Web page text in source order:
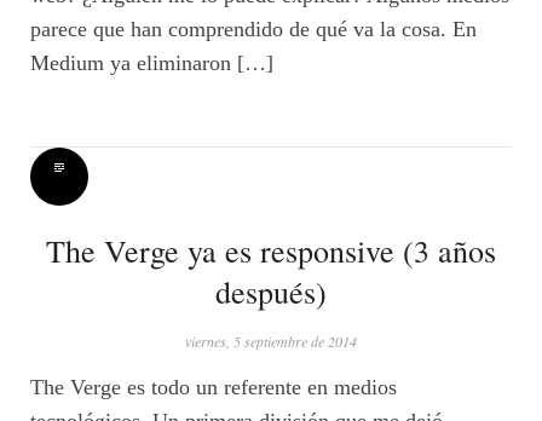
parece que han comprendido de qué va la cosa. En
Medium ya eliminaron […]
The Verge ya es responsive (3 años
después)
viernes, 5 septiembre de 2014
The Verge es todo un referente en medios